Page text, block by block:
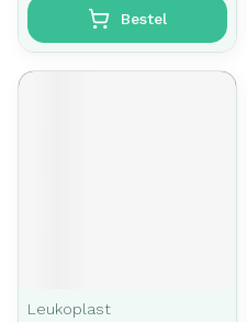
Bestel
Leukoplast